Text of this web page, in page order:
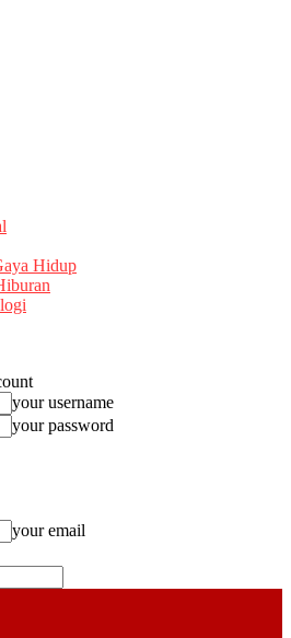
Hidup
your username
your password
your email